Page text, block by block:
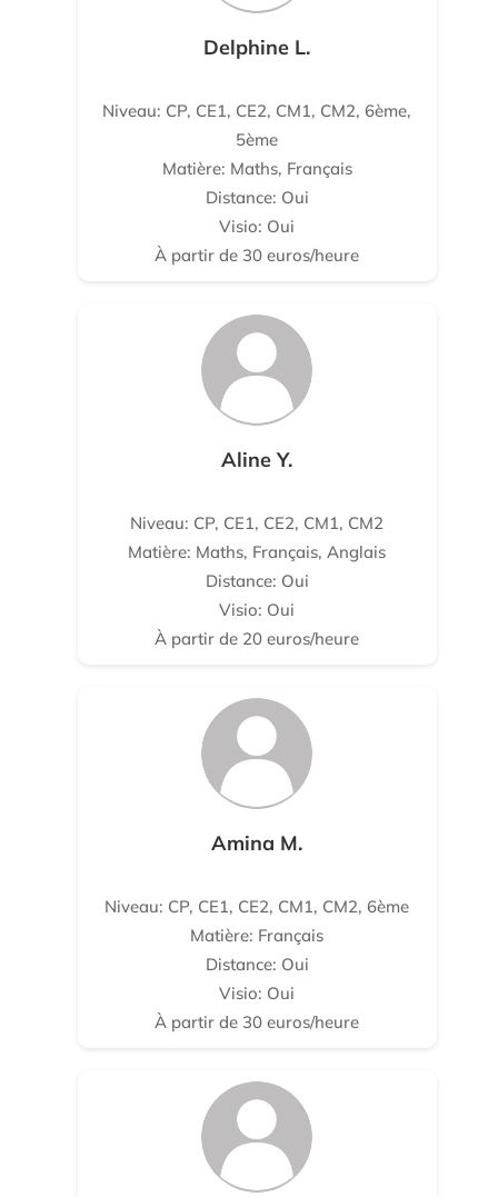
Delphine L.
Niveau: CP, CE1, CE2, CM1, CM2, 6ème,
5ème
Matière: Maths, Français
Distance: Oui
Visio: Oui
À partir de 30 euros/heure
Aline Y.
Niveau: CP, CE1, CE2, CM1, CM2
Matière: Maths, Français, Anglais
Distance: Oui
Visio: Oui
À partir de 20 euros/heure
Amina M.
Niveau: CP, CE1, CE2, CM1, CM2, 6ème
Matière: Français
Distance: Oui
Visio: Oui
À partir de 30 euros/heure